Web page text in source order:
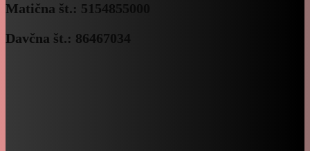
Matična št.: 5154855000
Davčna št.: 86467034